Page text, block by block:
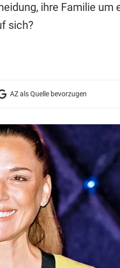
ihre Familie um
sich?
AZ als Quelle bevorzugen